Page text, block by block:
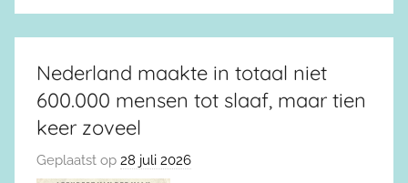
Nederland maakte in totaal niet
600.000 mensen tot slaaf, maar tien
keer zoveel
Geplaatst op 28 juli 2026